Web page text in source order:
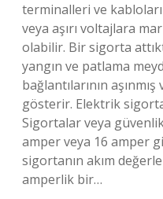
terminalleri ve
veya aşırı voltajlara
olabilir. Bir sigorta
yangın ve patlama
bağlantılarının
gösterir. Elektrik
Sigortalar veya
amper veya 16 amper
sigortanın akım
amperlik bir…